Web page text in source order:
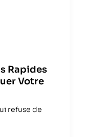
Rapides
Votre
refuse de